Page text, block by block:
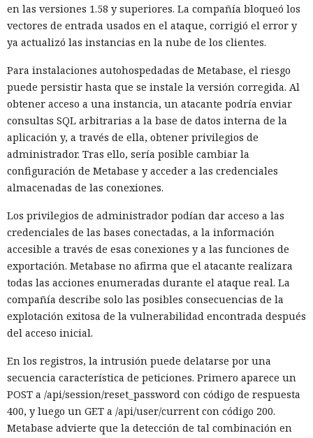
en las versiones 1.58 y superiores. La compañía bloqueó los
vectores de entrada usados en el ataque, corrigió el error y
ya actualizó las instancias en la nube de los clientes.
Para instalaciones autohospedadas de Metabase, el riesgo
puede persistir hasta que se instale la versión corregida. Al
obtener acceso a una instancia, un atacante podría enviar
consultas SQL arbitrarias a la base de datos interna de la
aplicación y, a través de ella, obtener privilegios de
administrador. Tras ello, sería posible cambiar la
configuración de Metabase y acceder a las credenciales
almacenadas de las conexiones.
Los privilegios de administrador podían dar acceso a las
credenciales de las bases conectadas, a la información
accesible a través de esas conexiones y a las funciones de
exportación. Metabase no afirma que el atacante realizara
todas las acciones enumeradas durante el ataque real. La
compañía describe solo las posibles consecuencias de la
explotación exitosa de la vulnerabilidad encontrada después
del acceso inicial.
En los registros, la intrusión puede delatarse por una
secuencia característica de peticiones. Primero aparece un
POST a /api/session/reset_password con código de respuesta
400, y luego un GET a /api/user/current con código 200.
Metabase advierte que la detección de tal combinación en